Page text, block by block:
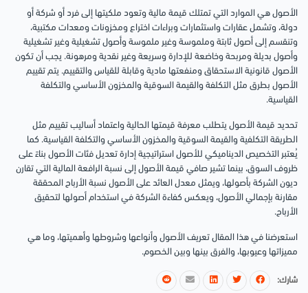
الأصول هي الموارد التي تمتلك قيمة مالية وتعود ملكيتها إلى فرد أو شركة أو
دولة، وتشمل عقارات واستثمارات وبراءات اختراع ومخزونات ومعدات مكتبية،
وتنقسم إلى أصول ثابتة وملموسة وغير ملموسة وأصول تشغيلية وغير تشغيلية
وأصول بديلة ومربحة وخاضعة للإدارة وسريعة وغير نقدية ومرهونة. يجب أن تكون
الأصول قانونية الاستحقاق ومنفعتها مادية وقابلة للقياس والتقييم. يتم تقييم
الأصول بطرق مثل التكلفة والقيمة السوقية والمخزون الأساسي والتكلفة
القياسية.
تحديد قيمة الأصول يتطلب معرفة قيمتها الحالية واعتماد أساليب تقييم مثل
الطريقة التكلفية والقيمة السوقية والمخزون الأساسي والتكلفة القياسية. كما
يُعتبر التخصيص الديناميكي للأصول استراتيجية إدارة تعديل فئات الأصول بناءً على
ظروف السوق، بينما تشير صافي قيمة الأصول إلى نسبة الرافعة المالية التي تقارن
ديون الشركة بأصولها، ويمثل معدل العائد على الأصول نسبة الأرباح المحققة
مقارنة بإجمالي الأصول، ويعكس كفاءة الشركة في استخدام أصولها لتحقيق
الأرباح.
استعرضنا في هذا المقال تعريف الأصول وأنواعها وشروطها وأهميتها، وما هي
مميزاتها وعيوبها، والفرق بينها وبين الخصوم.
شارك: